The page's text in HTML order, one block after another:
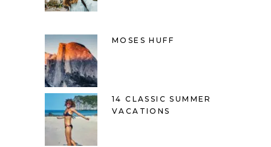
MOSES HUFF
14 CLASSIC SUMMER
VACATIONS